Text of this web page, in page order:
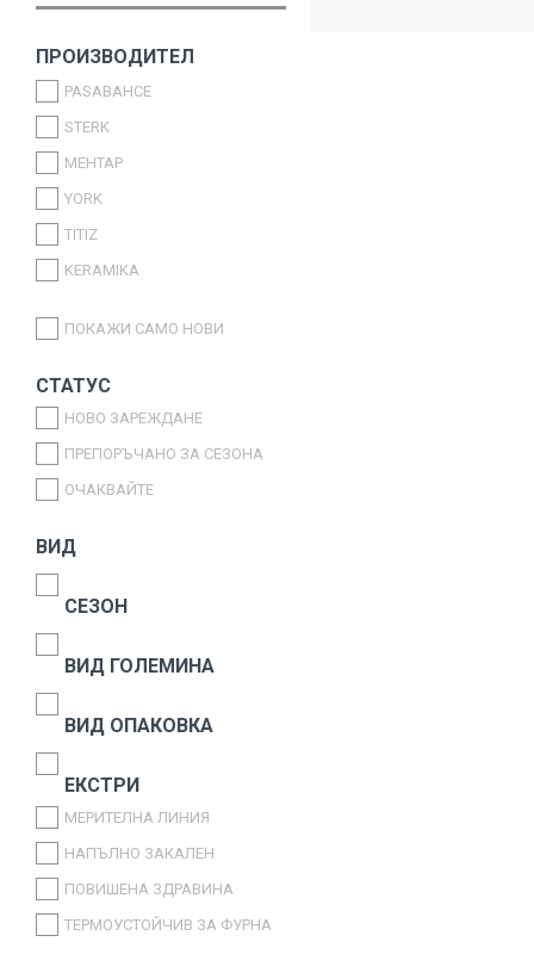
ПРОИЗВОДИТЕЛ
PASABAHCE
STERK
MEHTAP
YORK
TITIZ
KERAMIKA
GEZER
PAPILION
SARINAGLASS
KOZA
ZUCCI
ABERT
SAPRO
ПОКАЖИ САМО НОВИ
СТАТУС
НОВО ЗАРЕЖДАНЕ
ПРЕПОРЪЧАНО ЗА СЕЗОНА
ОЧАКВАЙТЕ
ВИД
СЕЗОН
ВИД ГОЛЕМИНА
ВИД ОПАКОВКА
ЕКСТРИ
МЕРИТЕЛНА ЛИНИЯ
НАПЪЛНО ЗАКАЛЕН
ПОВИШЕНА ЗДРАВИНА
ТЕРМОУСТОЙЧИВ ЗА ФУРНА